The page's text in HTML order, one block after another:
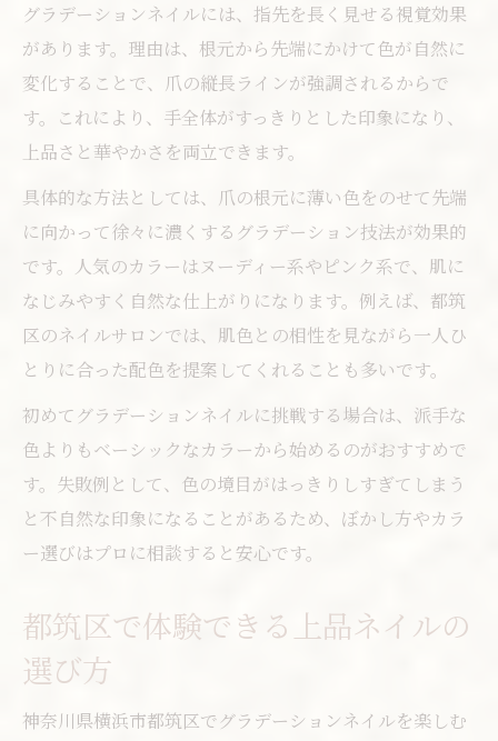
グラデーションネイルには、指先を長く見せる視覚効果
があります。理由は、根元から先端にかけて色が自然に
変化することで、爪の縦長ラインが強調されるからで
す。これにより、手全体がすっきりとした印象になり、
上品さと華やかさを両立できます。
具体的な方法としては、爪の根元に薄い色をのせて先端
に向かって徐々に濃くするグラデーション技法が効果的
です。人気のカラーはヌーディー系やピンク系で、肌に
なじみやすく自然な仕上がりになります。例えば、都筑
区のネイルサロンでは、肌色との相性を見ながら一人ひ
とりに合った配色を提案してくれることも多いです。
初めてグラデーションネイルに挑戦する場合は、派手な
色よりもベーシックなカラーから始めるのがおすすめで
す。失敗例として、色の境目がはっきりしすぎてしまう
と不自然な印象になることがあるため、ぼかし方やカラ
ー選びはプロに相談すると安心です。
都筑区で体験できる上品ネイルの
選び方
神奈川県横浜市都筑区でグラデーションネイルを楽しむ